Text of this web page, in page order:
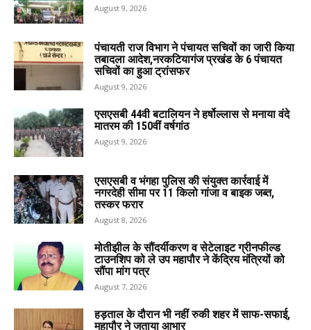
August 9, 2026
पंचायती राज विभाग ने पंचायत सचिवों का जारी किया
तबादला आदेश,नरकटियागंज प्रखंड के 6 पंचायत
सचिवों का हुआ ट्रांसफर
August 9, 2026
एसएसबी 44वी बटालियन ने हर्षोल्लास से मनाया वंदे
मातरम की 150वीं वर्षगांठ
August 9, 2026
एसएसबी व भंगहा पुलिस की संयुक्त कार्रवाई में
नगरदेही सीमा पर 11 किलो गांजा व बाइक जब्त,
तस्कर फरार
August 8, 2026
मोतीझील के सौंदर्यीकरण व सेटेलाइट ग्रीनफील्ड
टाउनशिप को ले उप महापौर ने केंद्रिय मंत्रियों को
सौंपा मांग पत्र
August 7, 2026
हड़ताल के दौरान भी नहीं रुकी शहर में साफ-सफाई,
महापौर ने जताया आभार